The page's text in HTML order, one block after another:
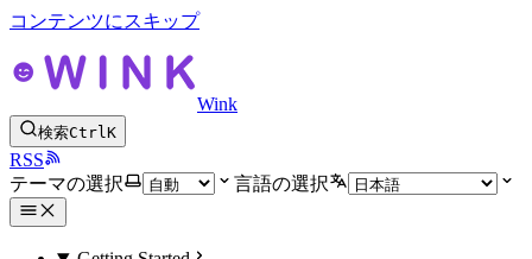
コンテンツにスキップ
Wink
検索CtrlK
RSS
テーマの選択
言語の選択